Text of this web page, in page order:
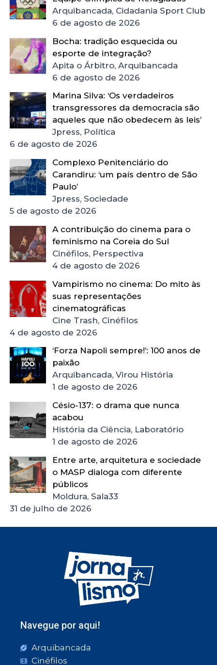
Arquibancada, Cidadania Sport Club
6 de agosto de 2026
Bocha: tradição esquecida ou
esporte de integração?
Apita o Árbitro, Arquibancada
6 de agosto de 2026
Marina Silva: ‘Os verdadeiros
transgressores da democracia são
aqueles que não obedecem às leis’
Jpress, Política
6 de agosto de 2026
Complexo Penitenciário do
Carandiru: ‘um país dentro de São
Paulo’
Jpress, Sociedade
5 de agosto de 2026
A contribuição do cinema para o
feminismo na Coreia do Sul
Cinéfilos, Perspectiva
4 de agosto de 2026
Vampirismo no cinema: Do mito às
suas representações
cinematográficas
Cine Trash, Cinéfilos
4 de agosto de 2026
‘Forza Napoli sempre!’: 100 anos de
paixão
Arquibancada, Virou História
1 de agosto de 2026
Césio-137: o drama que nunca
acabou
História da Ciência, Laboratório
1 de agosto de 2026
Entre arte, arquitetura e sociedade
o MASP dialoga com diferente
públicos
Moldura, Sala33
31 de julho de 2026
Navegue por aqui!
Arquibancada
Cinéfilos